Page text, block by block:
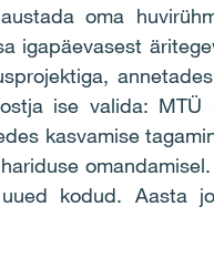
oma
igapäevasest
ise valida:
kasvamise
kodud. Aasta